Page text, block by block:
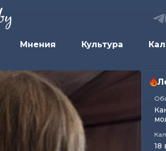
Мнения Культура
18